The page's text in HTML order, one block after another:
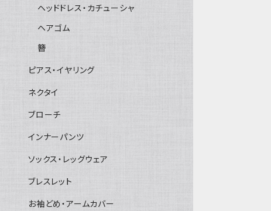
ヘッドドレス・カチューシャ
ヘアゴム
簪
ピアス・イヤリング
ネクタイ
ブローチ
インナーパンツ
ソックス・レッグウェア
ブレスレット
お袖どめ・アームカバー